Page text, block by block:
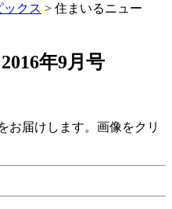
ックス > 住まいるニュー
年9月号
お届けします。画像をクリ